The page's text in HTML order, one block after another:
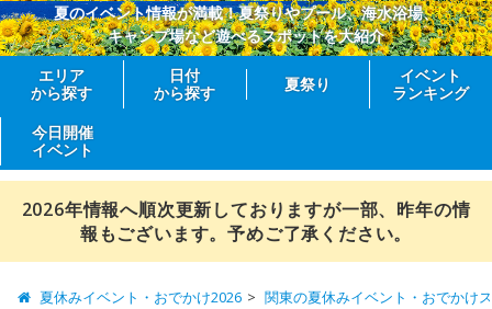
夏のイベント情報が満載！夏祭りやプール、海水浴場、
キャンプ場など遊べるスポットを大紹介
エリア
から探す
日付
から探す
夏祭り
イベント
ランキング
今日開催
イベント
2026年情報へ順次更新しておりますが一部、昨年の情
報もございます。予めご了承ください。
夏休みイベント・おでかけ2026 関東の夏休みイベント・おでかけ